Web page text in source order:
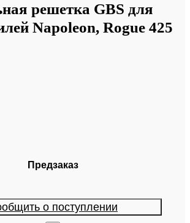
решетка GBS для
Napoleon, Rogue 425
Предзаказ
о поступлении